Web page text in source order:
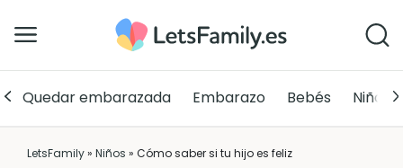
Quedar embarazada Embarazo Bebés Niños
LetsFamily» Niños » Cómo saber si tu hijo es feliz